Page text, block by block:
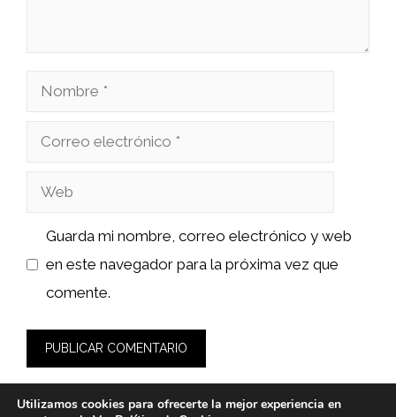
Nombre
Correo
Web
Guarda mi nombre, correo electrónico y web
en este navegador para la próxima vez que
comente.
Utilizamos cookies para ofrecerte la mejor experiencia en